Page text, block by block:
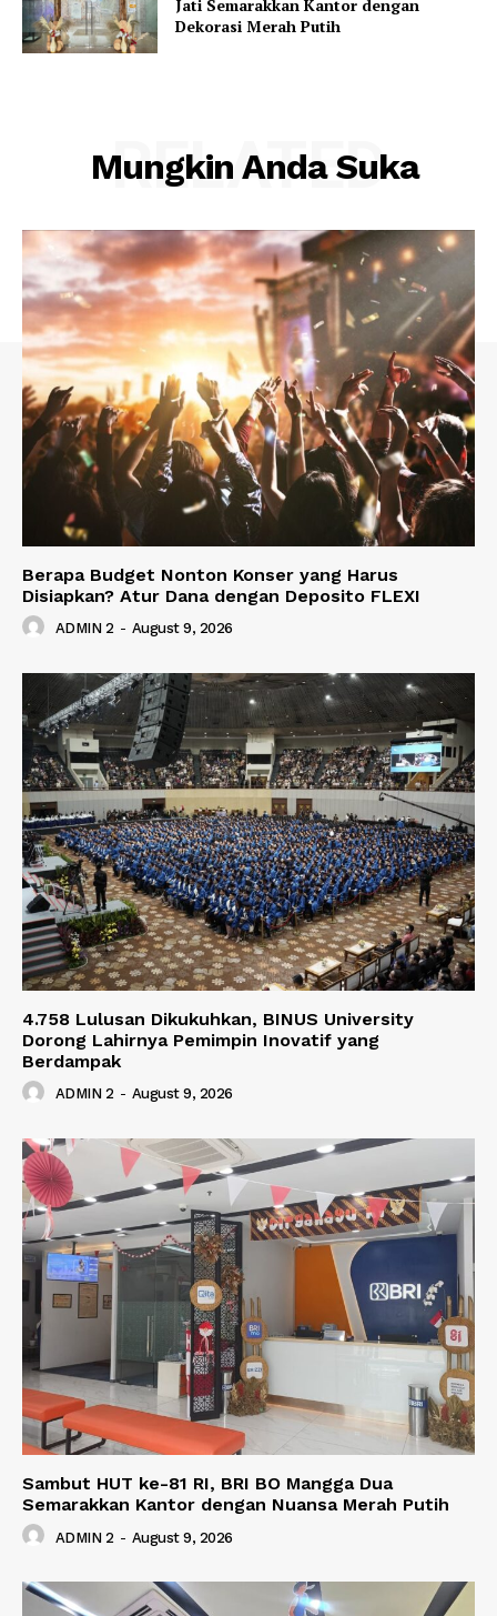
Jati Semarakkan Kantor dengan
Dekorasi Merah Putih
Mungkin Anda Suka
RELATED
Berapa Budget Nonton Konser yang Harus
Disiapkan? Atur Dana dengan Deposito FLEXI
ADMIN 2 - August 9, 2026
4.758 Lulusan Dikukuhkan, BINUS University
Dorong Lahirnya Pemimpin Inovatif yang
Berdampak
ADMIN 2 - August 9, 2026
Sambut HUT ke-81 RI, BRI BO Mangga Dua
Semarakkan Kantor dengan Nuansa Merah Putih
ADMIN 2 - August 9, 2026